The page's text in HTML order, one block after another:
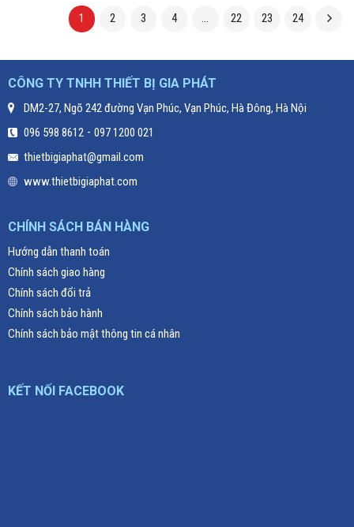
1 2 3 4 … 22 23 24
CÔNG TY TNHH THIẾT BỊ GIA PHÁT
DM2-27, Ngõ 242 đường Vạn Phúc, Vạn Phúc, Hà Đông, Hà Nội
096 598 8612- 097 1200 021
thietbigiaphat@gmail.com
www.thietbigiaphat.com
CHÍNH SÁCH BÁN HÀNG
Hướng dẫn thanh toán
Chính sách giao hàng
Chính sách đổi trả
Chính sách bảo hành
Chính sách bảo mật thông tin cá nhân
KẾT NỐI FACEBOOK